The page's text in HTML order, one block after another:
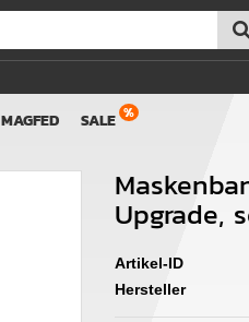
MAGFED SALE
Upgrade,
Artikel-ID
Hersteller